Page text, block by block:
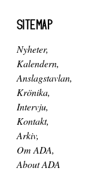
SITEMAP
Nyheter
Kalendern
Anslagstavlan
Krönika
Intervju
Kontakt
Arkiv
Om ADA
About ADA